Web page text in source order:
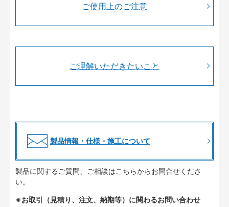
ご使用上のご注意
ご理解いただきたいこと
製品情報・仕様・施工について
製品に関するご質問、ご相談はこちらからお問合せくださ
い。
※お取引（見積り、注文、納期等）に関わるお問い合わせ